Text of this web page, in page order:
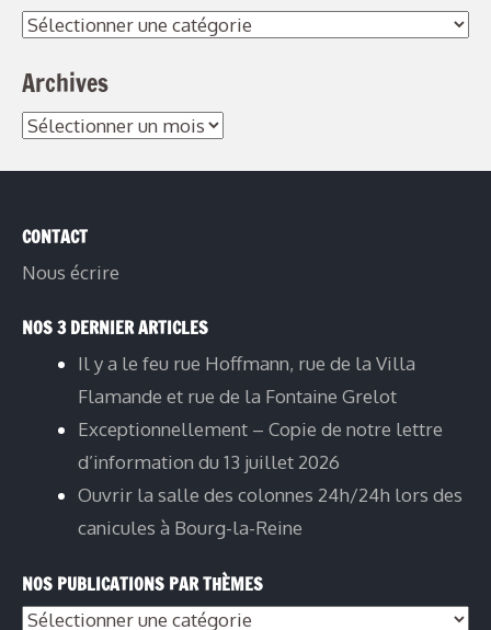
Archives
CONTACT
Nous écrire
NOS 3 DERNIER ARTICLES
Il y a le feu rue Hoffmann, rue de la Villa
Flamande et rue de la Fontaine Grelot
Exceptionnellement – Copie de notre lettre
d’information du 13 juillet 2026
Ouvrir la salle des colonnes 24h/24h lors des
canicules à Bourg-la-Reine
NOS PUBLICATIONS PAR THÈMES